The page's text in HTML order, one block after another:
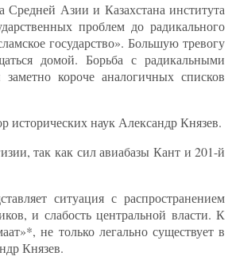
Средней Азии и Казахстана института
проблем до радикального
государство». Большую тревогу
домой. Борьба с радикальными
короче аналогичных списков
исторических наук Александр Князев.
так как сил авиабазы Кант и 201-й
ситуация с распространением
и слабость центральной власти. К
не только легально существует в
Князев.